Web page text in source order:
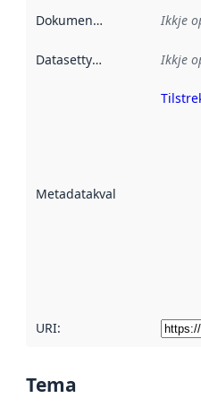
Dokumentasjon Ikkje
Datasettype Ikkje
Metadatakvalitet
URI:
Tema